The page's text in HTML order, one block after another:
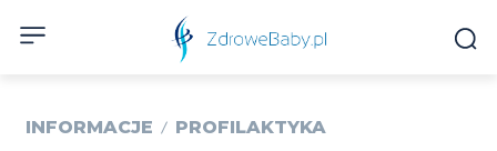
INFORMACJE PROFILAKTYKA